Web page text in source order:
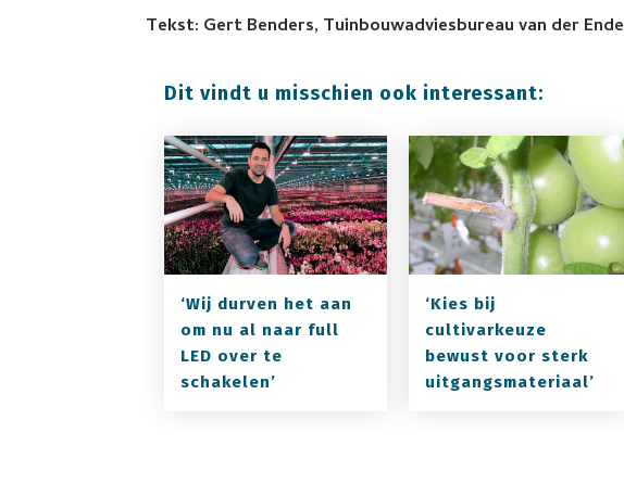
Tekst: Gert Benders, Tuinbouwadviesbureau van der Ende
Dit vindt u misschien ook interessant:
‘Wij durven het aan
om nu al naar full
LED over te
schakelen’
‘Kies bij
cultivarkeuze
bewust voor sterk
uitgangsmateriaal’